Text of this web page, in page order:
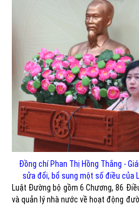
Đồng chí Phan Thị Hồng Thắng -
sửa đổi, bổ sung một số điều của
Luật Đường bộ gồm 6 Chương, 86
và quản lý nhà nước về hoạt động